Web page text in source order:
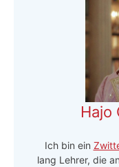
Hajo
Ich bin ein
lang Lehrer, die